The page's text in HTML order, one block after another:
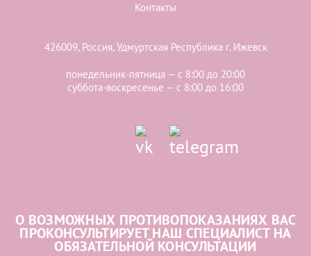
Контакты
426009, Россия, Удмуртская Республика г. Ижевск
понедельник-пятница — с 8:00 до 20:00
суббота-воскресенье — с 8:00 до 16:00
О ВОЗМОЖНЫХ ПРОТИВОПОКАЗАНИЯХ ВАС
ПРОКОНСУЛЬТИРУЕТ НАШ СПЕЦИАЛИСТ НА
ОБЯЗАТЕЛЬНОЙ КОНСУЛЬТАЦИИ